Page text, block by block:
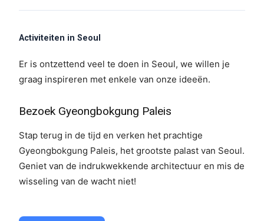
Activiteiten in Seoul
Er is ontzettend veel te doen in Seoul, we willen je
graag inspireren met enkele van onze ideeën.
Bezoek Gyeongbokgung Paleis
Stap terug in de tijd en verken het prachtige
Gyeongbokgung Paleis, het grootste palast van Seoul.
Geniet van de indrukwekkende architectuur en mis de
wisseling van de wacht niet!